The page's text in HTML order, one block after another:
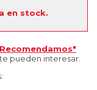
en stock.
pueden interesar.